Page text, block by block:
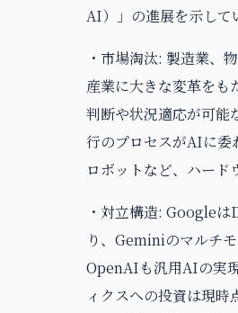
AI）」の進展を示して
・市場淘汰: 製造業、
産業に大きな変革をも
判断や状況適応が可能
行のプロセスがAIに委
ロボットなど、ハード
・対立構造: Google
り、Geminiのマルチ
OpenAIも汎用AIの実
ィクスへの投資は現